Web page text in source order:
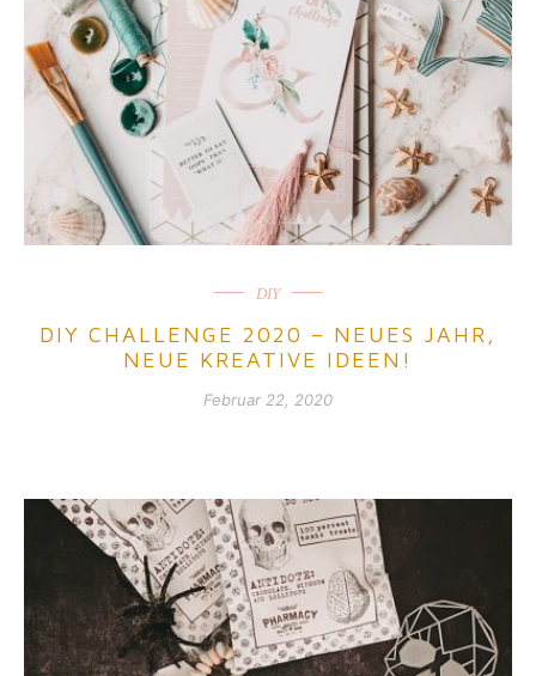
DIY
DIY CHALLENGE 2020 – NEUES JAHR,
NEUE KREATIVE IDEEN!
Februar 22, 2020